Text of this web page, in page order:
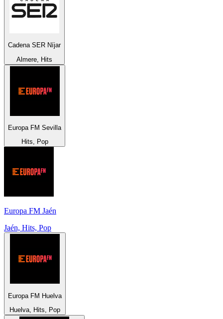
Cadena SER Níjar
Almere, Hits
Europa FM Sevilla
Hits, Pop
Europa FM Jaén
Jaén, Hits, Pop
Europa FM Huelva
Huelva, Hits, Pop